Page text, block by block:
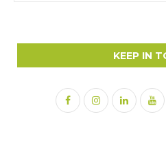
KEEP IN